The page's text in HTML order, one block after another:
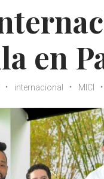
en
internacional MICI